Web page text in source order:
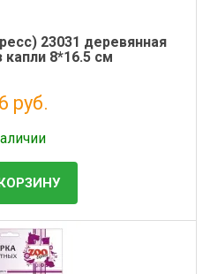
23031 деревянная
8*16.5 см
руб.